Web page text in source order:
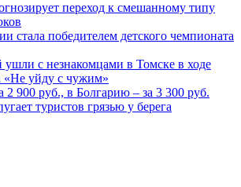
переход к смешанному типу
стала победителем детского чемпионата
ушли с незнакомцами в Томске в ходе
«Не уйду с чужим»
900 руб., в Болгарию – за 3 300 руб.
туристов грязью у берега